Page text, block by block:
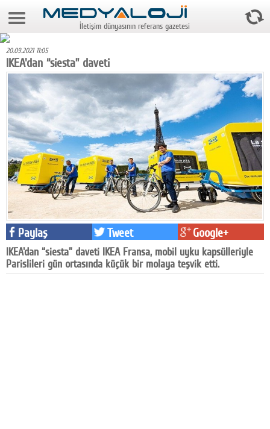
8 Ağustos 2026 3:30:34
Foto Galeri
Video Galeri
Gazeteler
Medya
Reyting-tiraj
Teknoloji
Televizyon
Dünya
Pr
İletişim dünyasının referans gazetesi
20.09.2021 11:05
IKEA'dan “siesta” daveti
Paylaş Tweet Google+
IKEA'dan “siesta” daveti IKEA Fransa, mobil uyku kapsülleriyle
Parislileri gün ortasında küçük bir molaya teşvik etti.